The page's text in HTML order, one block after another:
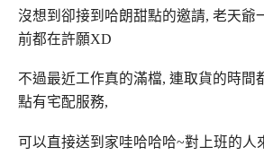
沒想到卻接到哈朗甜點的邀請, 老天爺
前都在許願XD
不過最近工作真的滿檔, 連取貨的時間
點有宅配服務,
可以直接送到家哇哈哈哈~對上班的人